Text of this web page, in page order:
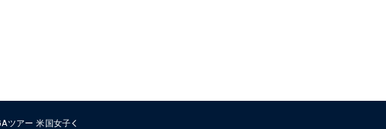
ツアー 米国女子